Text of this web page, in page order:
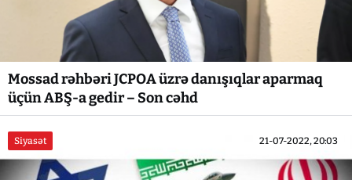
Mossad rəhbəri JCPOA üzrə danışıqlar aparmaq
üçün ABŞ-a gedir – Son cəhd
Siyasət 21-07-2022, 20:03